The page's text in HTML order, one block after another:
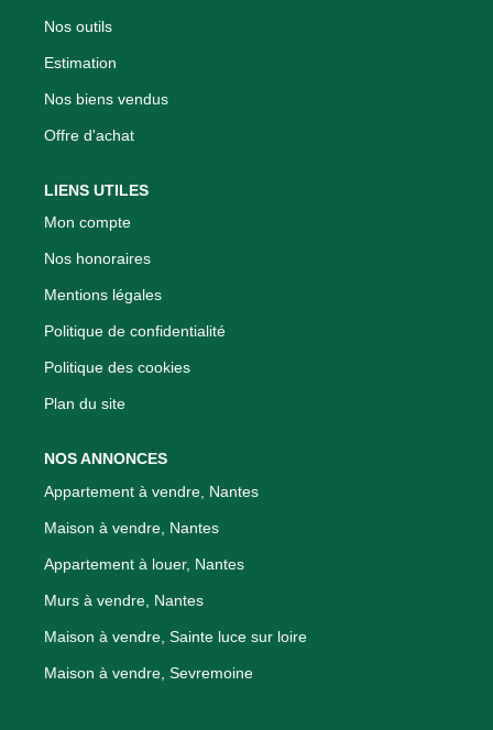
Nos outils
Estimation
Nos biens vendus
Offre d'achat
LIENS UTILES
Mon compte
Nos honoraires
Mentions légales
Politique de confidentialité
Politique des cookies
Plan du site
NOS ANNONCES
Appartement à vendre, Nantes
Maison à vendre, Nantes
Appartement à louer, Nantes
Murs à vendre, Nantes
Maison à vendre, Sainte luce sur loire
Maison à vendre, Sevremoine